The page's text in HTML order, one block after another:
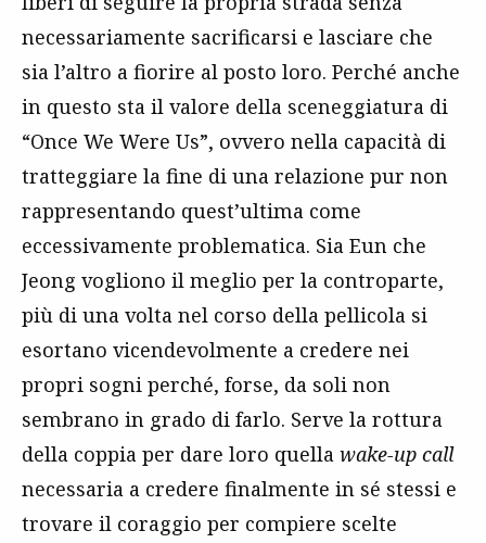
necessariamente sacrificarsi e lasciare che
sia l’altro a fiorire al posto loro. Perché anche
in questo sta il valore della sceneggiatura di
“Once We Were Us”, ovvero nella capacità di
tratteggiare la fine di una relazione pur non
rappresentando quest’ultima come
eccessivamente problematica. Sia Eun che
Jeong vogliono il meglio per la controparte,
più di una volta nel corso della pellicola si
esortano vicendevolmente a credere nei
propri sogni perché, forse, da soli non
sembrano in grado di farlo. Serve la rottura
della coppia per dare loro quella wake-up call
necessaria a credere finalmente in sé stessi e
trovare il coraggio per compiere scelte